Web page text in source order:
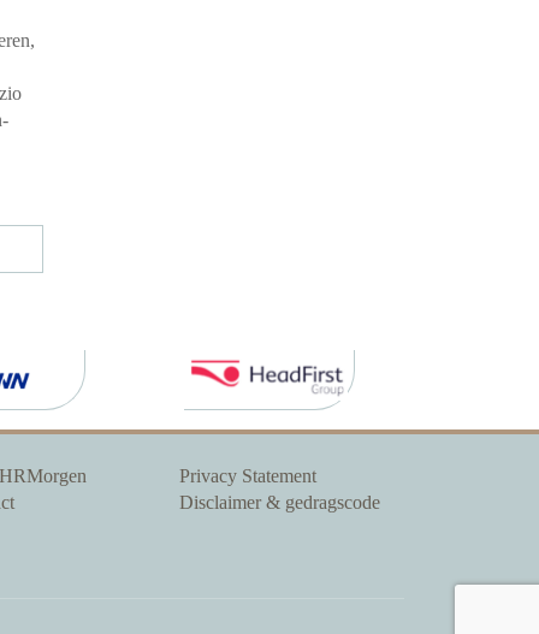
Privacy Statement
Disclaimer & gedragscode